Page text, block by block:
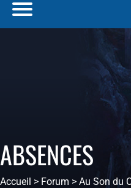
ABSENCES
Accueil > Forum > Au Son du